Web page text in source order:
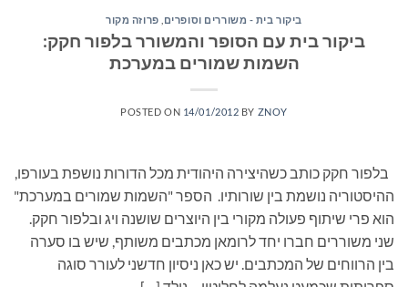
ביקור בית - משוררים וסופרים פרוזה מקור
ביקור בית עם הסופר והמשורר בלפור חקק:
השמות שמורים במערכת
POSTED ON 14/01/2012 BY ZNOY
בלפור חקק כותב כשהיצירה היהודית מכל הדורות נושפת בעורפו,
ההיסטוריה נושמת בין שורותיו. הספר "השמות שמורים במערכת"
הוא פרי שיתוף פעולה מקורי בין היוצרים שושנה ויג ובלפור חקק.
שני משוררים חברו יחד לרומאן מכתבים משותף, שיש בו סערה
בין הרווחים של המכתבים. יש כאן ניסיון חדשני לעורר סוגה